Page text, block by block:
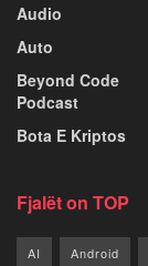
Audio
Auto
Beyond Code
Podcast
Bota E Kriptos
Fjalët on TOP
AI Android